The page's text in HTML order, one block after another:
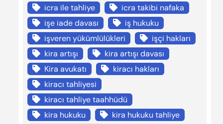
icra ile tahliye
icra takibi nafaka
işe iade davası
iş hukuku
işveren yükümlülükleri
işçi hakları
kira artışı
kira artışı davası
Kira avukatı
kiracı hakları
kiracı tahliyesi
kiracı tahliye taahhüdü
kira hukuku
kira hukuku tahliye